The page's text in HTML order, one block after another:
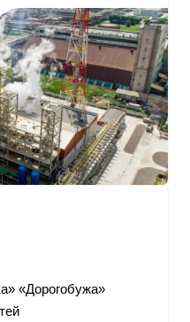
«Дорогобужа»